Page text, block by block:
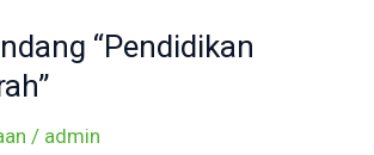
“Pendidikan
/ admin